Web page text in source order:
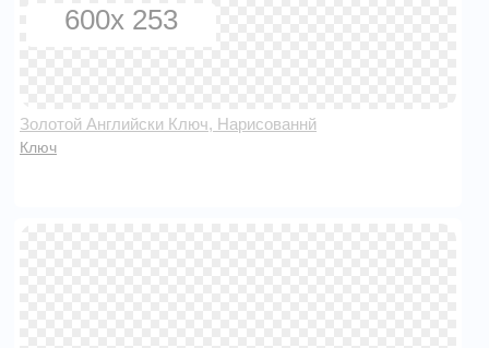
600x 253
Золотой Английски Ключ, Нарисованнй
Ключ